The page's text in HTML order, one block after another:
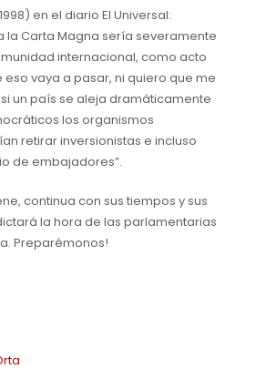
1998) en el diario El Universal:
la Carta Magna sería severamente
internacional, como acto
eso vaya a pasar, ni quiero que me
un país se aleja dramáticamente
los organismos
retirar inversionistas e incluso
de embajadores”.
continua con sus tiempos y sus
la hora de las parlamentarias
. Preparémonos!